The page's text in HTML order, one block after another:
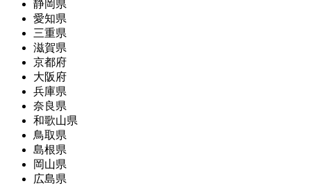
静岡県
愛知県
三重県
滋賀県
京都府
大阪府
兵庫県
奈良県
和歌山県
鳥取県
島根県
岡山県
広島県